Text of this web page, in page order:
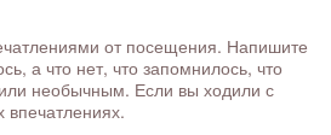
от посещения. Напишите
а что нет, что запомнилось, что
необычным. Если вы ходили с
впечатлениях.